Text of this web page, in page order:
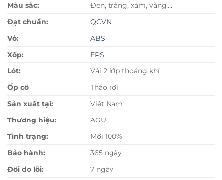
Màu sắc:
Đen, trắng, xám, vàng,…
Đạt chuẩn:
QCVN
Vỏ:
ABS
Xốp:
EPS
Lót:
Vải 2 lớp thoáng khí
Ốp cổ
Tháo rời
Sản xuất tại:
Việt Nam
Thương hiệu:
AGU
Tình trạng:
Mới 100%
Bảo hành:
365 ngày
Đổi do lỗi:
7 ngày